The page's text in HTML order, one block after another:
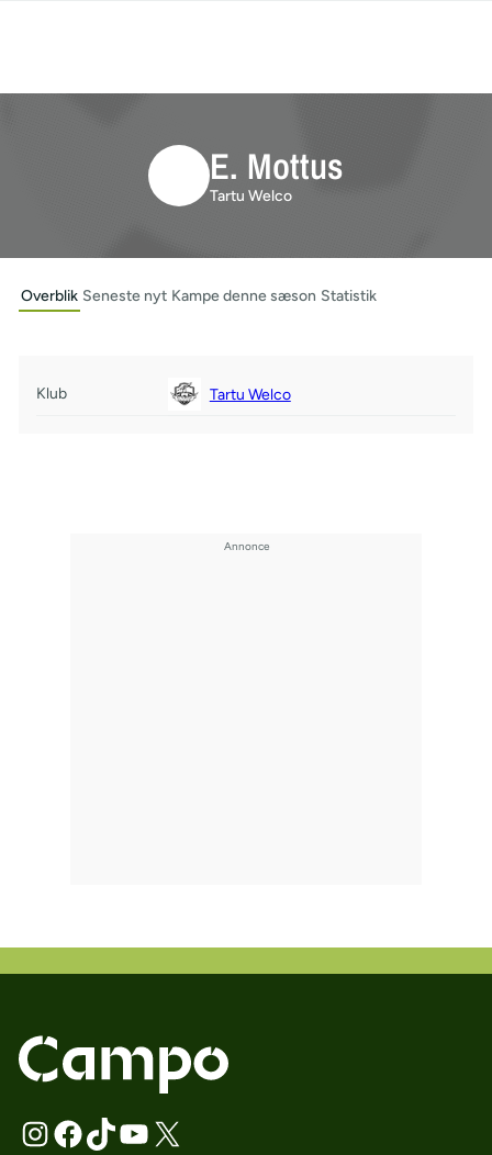
E. Mottus
Tartu Welco
Overblik Seneste nyt Kampe denne sæson Statistik
Klub Tartu Welco